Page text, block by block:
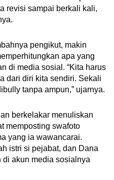
revisi sampai berkali kali,
pengikut, makin
apa yang
di media sosial. “Kita harus
dari diri kita sendiri. Sekali
tanpa ampun,” ujarnya.
berkelakar menuliskan
memposting swafoto
yang ia wawancarai.
istri si pejabat, dan Dana
di akun media sosialnya